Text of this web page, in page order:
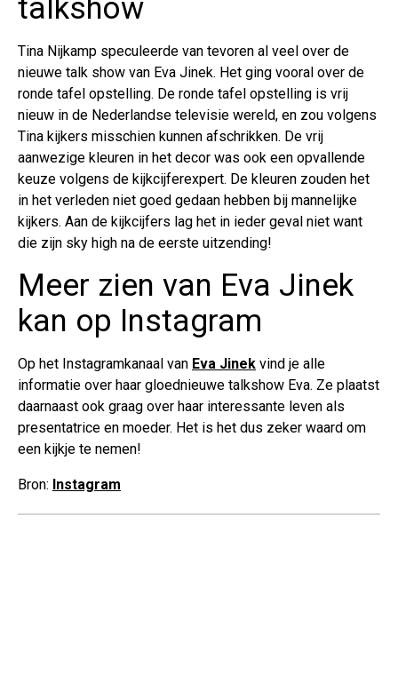
talkshow
Tina Nijkamp speculeerde van tevoren al veel over de
nieuwe talk show van Eva Jinek. Het ging vooral over de
ronde tafel opstelling. De ronde tafel opstelling is vrij
nieuw in de Nederlandse televisie wereld, en zou volgens
Tina kijkers misschien kunnen afschrikken. De vrij
aanwezige kleuren in het decor was ook een opvallende
keuze volgens de kijkcijferexpert. De kleuren zouden het
in het verleden niet goed gedaan hebben bij mannelijke
kijkers. Aan de kijkcijfers lag het in ieder geval niet want
die zijn sky high na de eerste uitzending!
Meer zien van Eva Jinek
kan op Instagram
Op het Instagramkanaal van Eva Jinek vind je alle
informatie over haar gloednieuwe talkshow Eva. Ze plaatst
daarnaast ook graag over haar interessante leven als
presentatrice en moeder. Het is het dus zeker waard om
een kijkje te nemen!
Bron: Instagram